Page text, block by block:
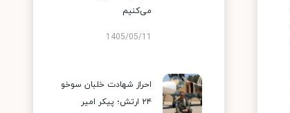
می‌کنیم
1405/05/11
احراز شهادت خلبان سوخو
۲۴ ارتش؛ پیکر امیر